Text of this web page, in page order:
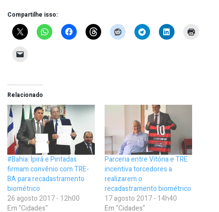
Compartilhe isso:
Relacionado
#Bahia: Ipirá e Pintadas
firmam convênio com TRE-
BA para recadastramento
biométrico
26 agosto 2017 - 12h00
Em "Cidades"
Parceria entre Vitória e TRE
incentiva torcedores a
realizarem o
recadastramento biométrico
17 agosto 2017 - 14h40
Em "Cidades"